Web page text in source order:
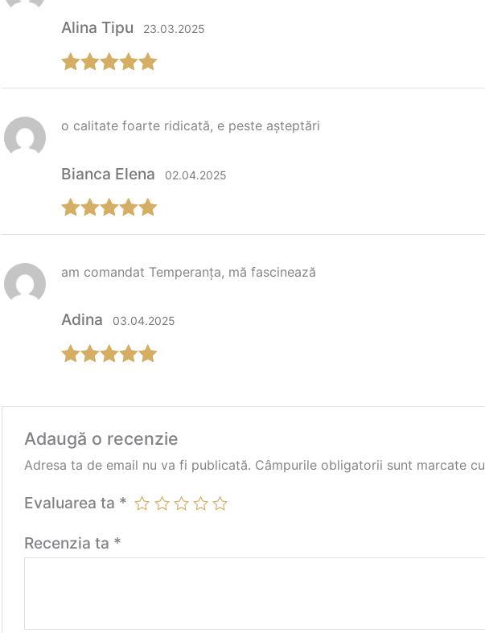
Evaluat la5
Alina Tipu 23.03.2025
Evaluat la5
Bianca Elena 02.04.2025
o calitate foarte ridicată, e peste așteptări
Adina 03.04.2025
am comandat Temperanța, mă fascinează
Adaugă o recenzie
Adresa ta de email nu va fi publicată. Câmpurile obligatorii sunt marcate cu
Evaluarea ta *
Recenzia ta *